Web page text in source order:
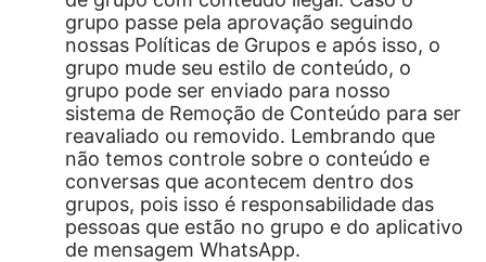
grupo passe pela aprovação seguindo
nossas Políticas de Grupos e após isso, o
grupo mude seu estilo de conteúdo, o
grupo pode ser enviado para nosso
sistema de Remoção de Conteúdo para ser
reavaliado ou removido. Lembrando que
não temos controle sobre o conteúdo e
conversas que acontecem dentro dos
grupos, pois isso é responsabilidade das
pessoas que estão no grupo e do aplicativo
de mensagem WhatsApp.